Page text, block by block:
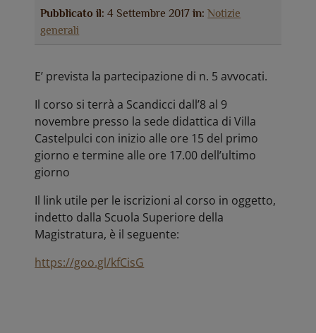
Pubblicato il: 4 Settembre 2017in: Notizie
generali
E’ prevista la partecipazione di n. 5 avvocati.
Il corso si terrà a Scandicci dall’8 al 9
novembre presso la sede didattica di Villa
Castelpulci con inizio alle ore 15 del primo
giorno e termine alle ore 17.00 dell’ultimo
giorno
Il link utile per le iscrizioni al corso in oggetto,
indetto dalla Scuola Superiore della
Magistratura, è il seguente:
https://goo.gl/kfCisG